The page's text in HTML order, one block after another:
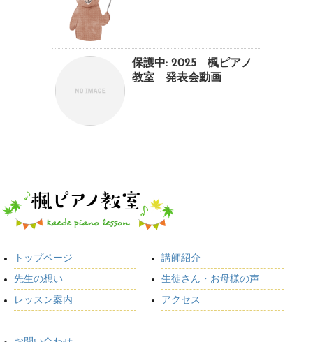
保護中: 2025 楓ピアノ
教室 発表会動画
トップページ
先生の想い
レッスン案内
講師紹介
生徒さん・お母様の声
アクセス